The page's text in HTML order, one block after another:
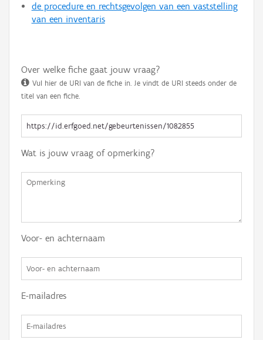
de procedure en rechtsgevolgen van een vaststelling
van een inventaris
Over welke fiche gaat jouw vraag?
Vul hier de URI van de fiche in. Je vindt de URI steeds onder de
titel van een fiche.
Wat is jouw vraag of opmerking?
Voor- en achternaam
E-mailadres